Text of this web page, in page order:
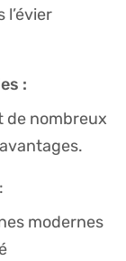
l’évier
:
de nombreux
modernes